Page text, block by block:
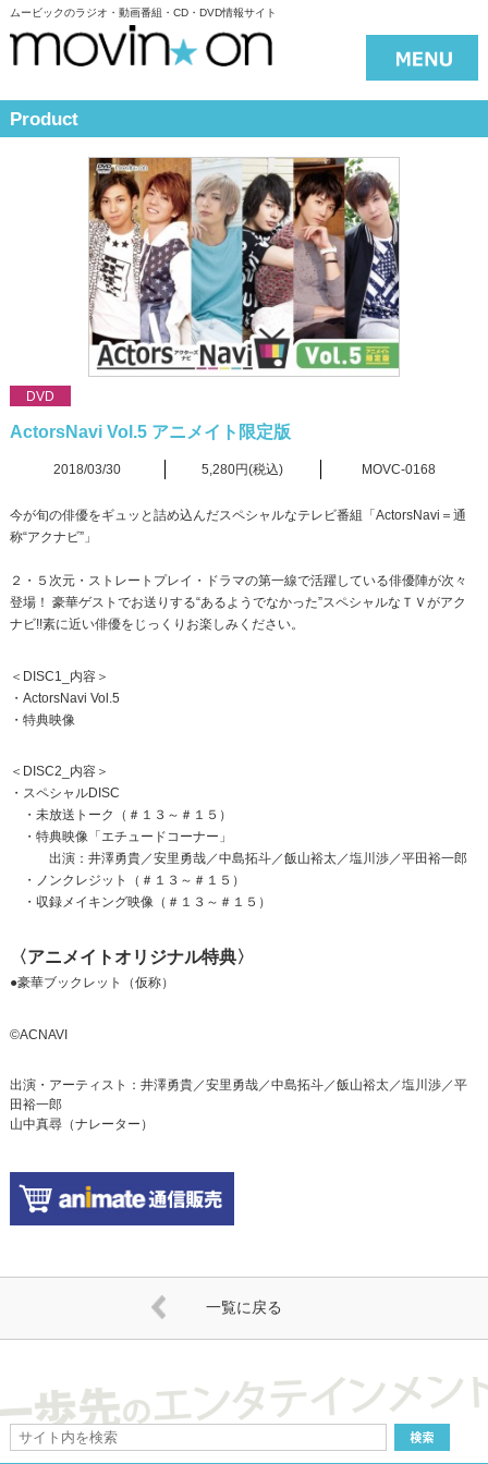
ムービックのラジオ・動画番組・CD・DVD情報サイト
Product
DVD
ActorsNavi Vol.5 アニメイト限定版
2018/03/30 5,280円(税込) MOVC-0168
今が旬の俳優をギュッと詰め込んだスペシャルなテレビ番組「ActorsNavi＝通
称“アクナビ”」
２・５次元・ストレートプレイ・ドラマの第一線で活躍している俳優陣が次々
登場！ 豪華ゲストでお送りする“あるようでなかった”スペシャルなＴＶがアク
ナビ!!素に近い俳優をじっくりお楽しみください。
＜DISC1_内容＞
・ActorsNavi Vol.5
・特典映像
＜DISC2_内容＞
・スペシャルDISC
・未放送トーク（＃１３～＃１５）
・特典映像「エチュードコーナー」
出演：井澤勇貴／安里勇哉／中島拓斗／飯山裕太／塩川渉／平田裕一郎
・ノンクレジット（＃１３～＃１５）
・収録メイキング映像（＃１３～＃１５）
〈アニメイトオリジナル特典〉
●豪華ブックレット（仮称）
©ACNAVI
出演・アーティスト：井澤勇貴／安里勇哉／中島拓斗／飯山裕太／塩川渉／平
田裕一郎
山中真尋（ナレーター）
一覧に戻る